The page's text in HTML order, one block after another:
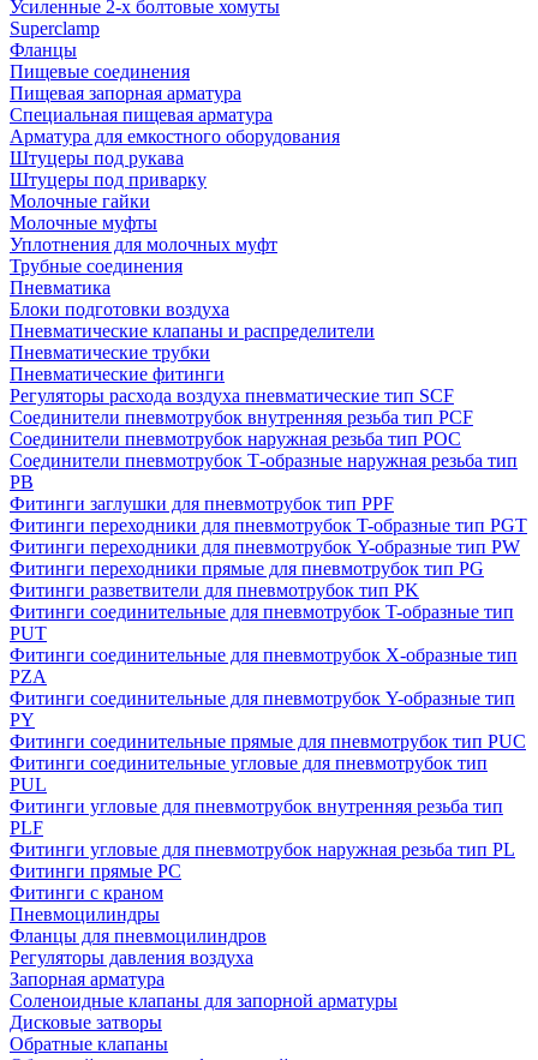
Усиленные 2-х болтовые хомуты
Superclamp
Фланцы
Пищевые соединения
Пищевая запорная арматура
Специальная пищевая арматура
Арматура для емкостного оборудования
Штуцеры под рукава
Штуцеры под приварку
Молочные гайки
Молочные муфты
Уплотнения для молочных муфт
Трубные соединения
Пневматика
Блоки подготовки воздуха
Пневматические клапаны и распределители
Пневматические трубки
Пневматические фитинги
Регуляторы расхода воздуха пневматические тип SCF
Соединители пневмотрубок внутренняя резьба тип PCF
Соединители пневмотрубок наружная резьба тип POC
Соединители пневмотрубок Т-образные наружная резьба тип
PB
Фитинги заглушки для пневмотрубок тип PPF
Фитинги переходники для пневмотрубок T-образные тип PGT
Фитинги переходники для пневмотрубок Y-образные тип PW
Фитинги переходники прямые для пневмотрубок тип PG
Фитинги разветвители для пневмотрубок тип PK
Фитинги соединительные для пневмотрубок T-образные тип
PUT
Фитинги соединительные для пневмотрубок X-образные тип
PZA
Фитинги соединительные для пневмотрубок Y-образные тип
PY
Фитинги соединительные прямые для пневмотрубок тип PUC
Фитинги соединительные угловые для пневмотрубок тип
PUL
Фитинги угловые для пневмотрубок внутренняя резьба тип
PLF
Фитинги угловые для пневмотрубок наружная резьба тип PL
Фитинги прямые PC
Фитинги с краном
Пневмоцилиндры
Фланцы для пневмоцилиндров
Регуляторы давления воздуха
Запорная арматура
Соленоидные клапаны для запорной арматуры
Дисковые затворы
Обратные клапаны